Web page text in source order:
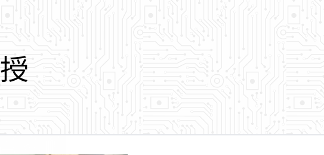
授